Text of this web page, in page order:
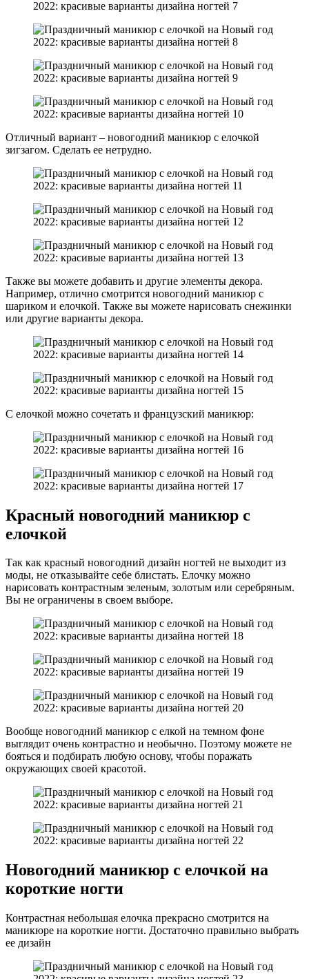
Отличный вариант – новогодний маникюр с елочкой
зигзагом. Сделать ее нетрудно.
Также вы можете добавить и другие элементы декора.
Например, отлично смотрится новогодний маникюр с
шариком и елочкой. Также вы можете нарисовать снежинки
или другие варианты декора.
С елочкой можно сочетать и французский маникюр:
Красный новогодний маникюр с
елочкой
Так как красный новогодний дизайн ногтей не выходит из
моды, не отказывайте себе блистать. Елочку можно
нарисовать контрастным зеленым, золотым или серебряным.
Вы не ограничены в своем выборе.
Вообще новогодний маникюр с елкой на темном фоне
выглядит очень контрастно и необычно. Поэтому можете не
бояться и подбирать любую основу, чтобы поражать
окружающих своей красотой.
Новогодний маникюр с елочкой на
короткие ногти
Контрастная небольшая елочка прекрасно смотрится на
маникюре на короткие ногти. Достаточно правильно выбрать
ее дизайн